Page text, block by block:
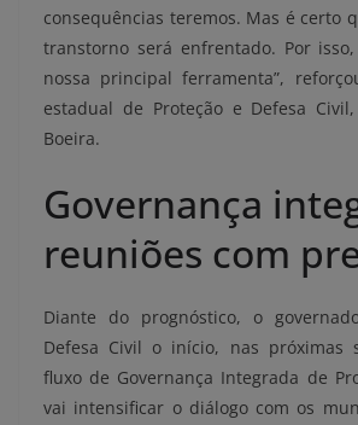
consequências teremos. Mas é certo
transtorno será enfrentado. Por
nossa principal ferramenta”,
estadual de Proteção e Defesa
Boeira.
Governança
reuniões com
Diante do prognóstico, o
Defesa Civil o início, nas próximas
fluxo de Governança Integrada de
vai intensificar o diálogo com os